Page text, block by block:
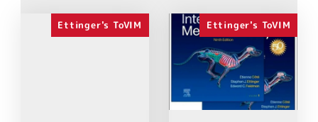
Ettinger's ToVIM Ettinger's ToVIM